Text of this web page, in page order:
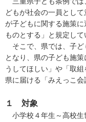
どもが社会の一員とし
が子どもに関する施策
ものとする」と規定して
そこで、県では、子ど
となり、県の子ども施
うしてほしい」や「取
県に届ける「みえっこ会
１ 対象
小学校４年生～高校